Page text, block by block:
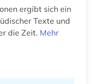
ergibt sich ein
Texte und
die Zeit. Mehr